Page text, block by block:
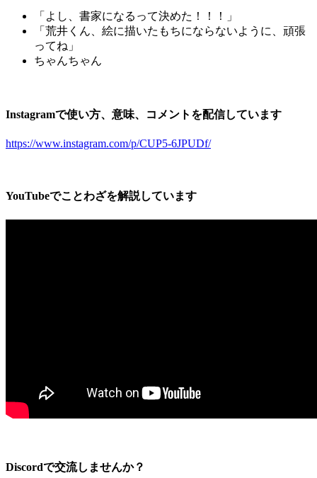
「よし、書家になるって決めた！！！」
「荒井くん、絵に描いたもちにならないように、頑張
ってね」
ちゃんちゃん
Instagramで使い方、意味、コメントを配信しています
https://www.instagram.com/p/CUP5-6JPUDf/
YouTubeでことわざを解説しています
Discordで交流しませんか？